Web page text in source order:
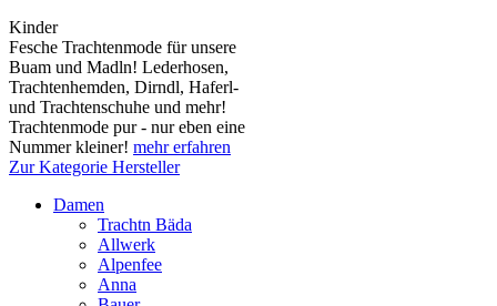
Kinder
Fesche Trachtenmode für unsere
Buam und Madln! Lederhosen,
Trachtenhemden, Dirndl, Haferl-
und Trachtenschuhe und mehr!
Trachtenmode pur - nur eben eine
Nummer kleiner! mehr erfahren
Zur Kategorie Hersteller
Damen
Trachtn Bäda
Allwerk
Alpenfee
Anna